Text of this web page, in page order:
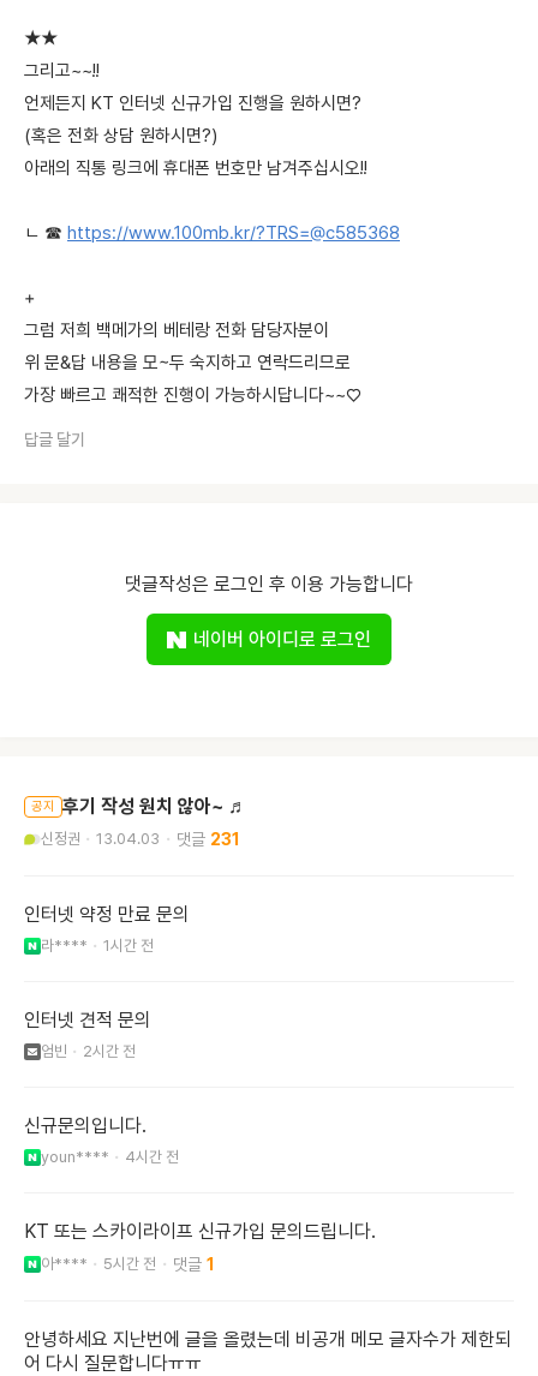
★★
그리고~~!!
언제든지 KT 인터넷 신규가입 진행을 원하시면?
(혹은 전화 상담 원하시면?)
아래의 직통 링크에 휴대폰 번호만 남겨주십시오!!
ㄴ ☎ https://www.100mb.kr/?TRS=@c585368
+
그럼 저희 백메가의 베테랑 전화 담당자분이
위 문&답 내용을 모~두 숙지하고 연락드리므로
가장 빠르고 쾌적한 진행이 가능하시답니다~~♡
답글 달기
댓글작성은 로그인 후 이용 가능합니다
네이버 아이디로 로그인
공지 후기 작성 원치 않아~ ♬
신정권 13.04.03 231
인터넷 약정 만료 문의
라**** 1시간 전
인터넷 견적 문의
엄빈 2시간 전
신규문의입니다.
youn**** 4시간 전
KT 또는 스카이라이프 신규가입 문의드립니다.
아**** 5시간 전 1
안녕하세요 지난번에 글을 올렸는데 비공개 메모 글자수가 제한되
어 다시 질문합니다ㅠㅠ